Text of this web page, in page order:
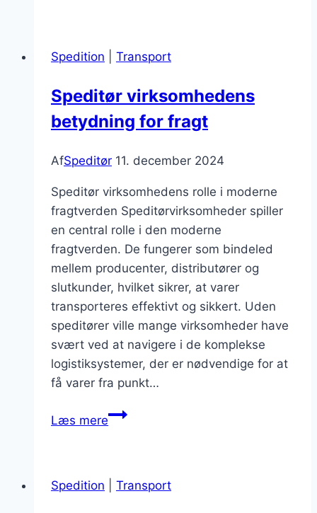
eksport
varer
Spedition Transport
Speditør virksomhedens
betydning for fragt
AfSpeditør 11. december 2024
Speditør virksomhedens rolle i moderne
fragtverden Speditørvirksomheder spiller
en central rolle i den moderne
fragtverden. De fungerer som bindeled
mellem producenter, distributører og
slutkunder, hvilket sikrer, at varer
transporteres effektivt og sikkert. Uden
speditører ville mange virksomheder have
svært ved at navigere i de komplekse
logistiksystemer, der er nødvendige for at
få varer fra punkt…
Læs mereSpeditør
fragt
Spedition Transport